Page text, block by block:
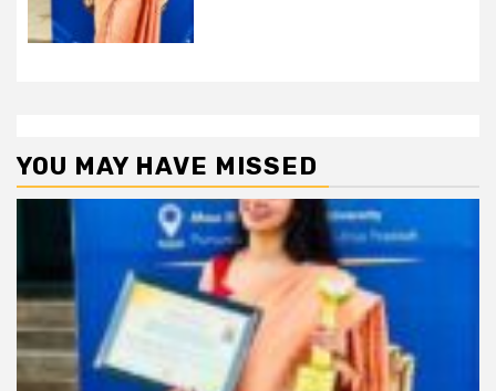
YOU MAY HAVE MISSED